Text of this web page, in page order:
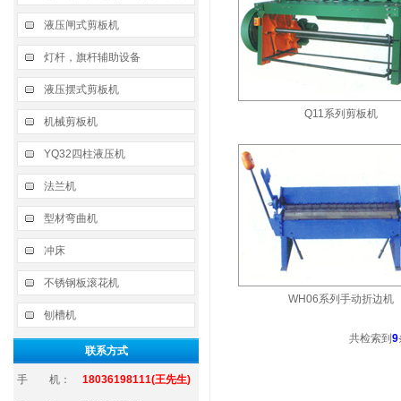
液压闸式剪板机
灯杆，旗杆辅助设备
液压摆式剪板机
机械剪板机
YQ32四柱液压机
法兰机
型材弯曲机
冲床
不锈钢板滚花机
刨槽机
联系方式
手 机： 18036198111(王先生)
Q11系列剪板机
WH06系列手动折边机
共检索到 9